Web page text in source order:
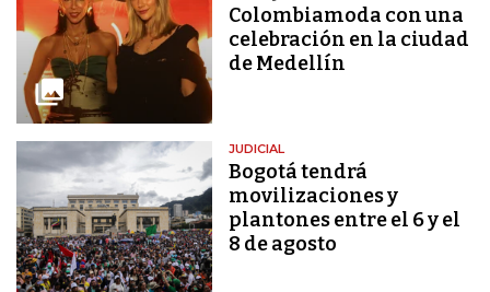
Colombiamoda con una
celebración en la ciudad
de Medellín
JUDICIAL
Bogotá tendrá
movilizaciones y
plantones entre el 6 y el
8 de agosto